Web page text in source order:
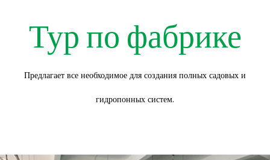
Тур по фабрике
Предлагает все необходимое для создания полных садовых и
гидропонных систем.